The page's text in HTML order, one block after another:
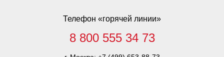
Телефон «горячей линии»
8 800 555 34 73